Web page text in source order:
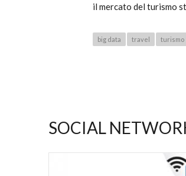
il mercato del turismo
big data travel turismo
SOCIAL